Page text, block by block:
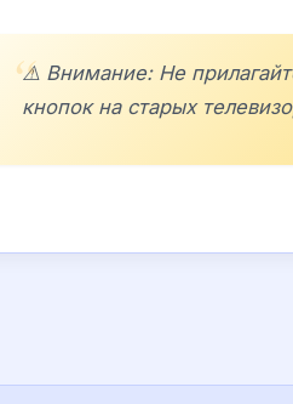
⚠️ Внимание: Не
кнопок на старых